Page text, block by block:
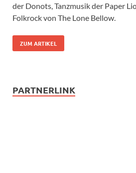
der Donots, Tanzmusik der Paper
Folkrock von The Lone Bellow.
ZUM ARTIKEL
PARTNERLINK